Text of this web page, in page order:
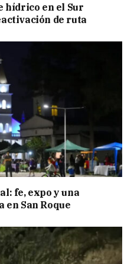
hídrico en el Sur
de ruta
fe, expo y una
San Roque